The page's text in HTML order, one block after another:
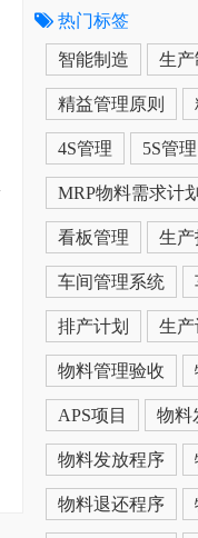
热门标签
智能制造 生产
精益管理原则
4S管理 5S管理
MRP物料需求计划
看板管理 生产
车间管理系统
排产计划 生
物料管理验收
APS项目 物料
物料发放程序
物料退还程序